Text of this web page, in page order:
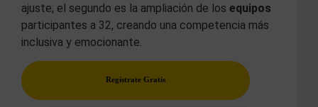
ajuste; el segundo es la ampliación de los equipos
participantes a 32, creando una competencia más
inclusiva y emocionante.
Regístrate Gratis